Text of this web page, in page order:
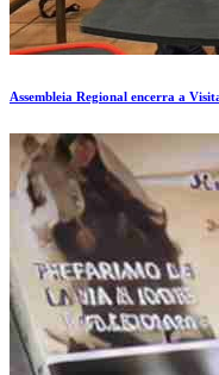
Assembleia Regional encerra a